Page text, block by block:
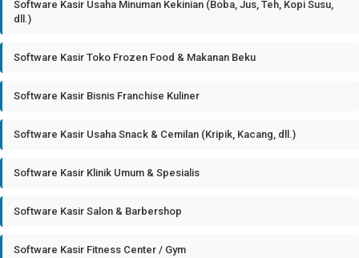
Software Kasir Usaha Minuman Kekinian (Boba, Jus, Teh, Kopi Susu,
dll.)
Software Kasir Toko Frozen Food & Makanan Beku
Software Kasir Bisnis Franchise Kuliner
Software Kasir Usaha Snack & Cemilan (Kripik, Kacang, dll.)
Software Kasir Klinik Umum & Spesialis
Software Kasir Salon & Barbershop
Software Kasir Fitness Center / Gym